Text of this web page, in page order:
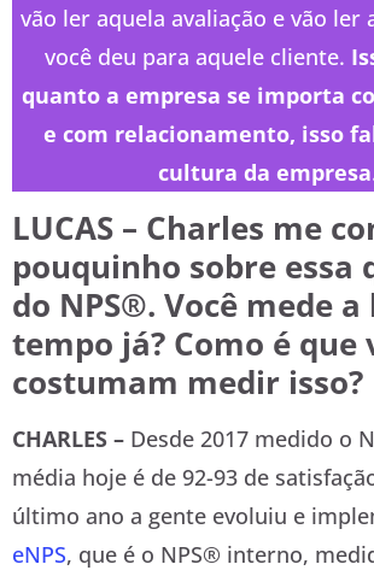
vão ler aquela avaliação e vão ler
você deu para aquele cliente.
quanto a empresa se importa
e com relacionamento, isso
cultura da empresa
LUCAS – Charles me
pouquinho sobre essa
do NPS®. Você mede
tempo já? Como é que
costumam medir isso?
CHARLES – Desde 2017 medido o
média hoje é de 92-93 de
último ano a gente evoluiu e
eNPS, que é o NPS® interno,